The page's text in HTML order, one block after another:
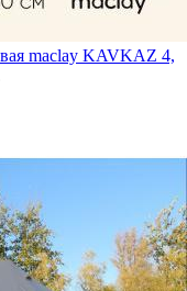
maclay KAVKAZ 4,